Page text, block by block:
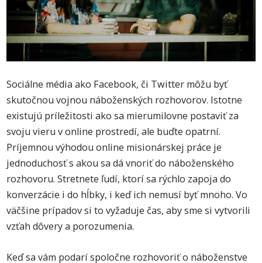
Sociálne média ako Facebook, či Twitter môžu byť
skutočnou vojnou náboženských rozhovorov. Istotne
existujú príležitosti ako sa mierumilovne postaviť za
svoju vieru v online prostredí, ale buďte opatrní.
Príjemnou výhodou online misionárskej práce je
jednoduchosť s akou sa dá vnoriť do náboženského
rozhovoru. Stretnete ľudí, ktorí sa rýchlo zapoja do
konverzácie i do hĺbky, i keď ich nemusí byť mnoho. Vo
väčšine prípadov si to vyžaduje čas, aby sme si vytvorili
vzťah dôvery a porozumenia.
Keď sa vám podarí spoločne rozhovoriť o náboženstve